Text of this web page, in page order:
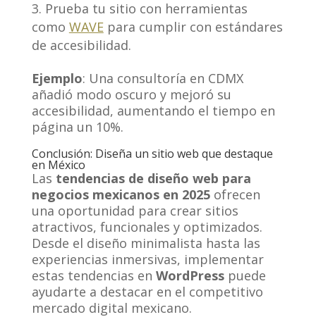
Prueba tu sitio con herramientas
como WAVEpara cumplir con estándares
de accesibilidad.
Ejemplo: Una consultoría en CDMX
añadió modo oscuro y mejoró su
accesibilidad, aumentando el tiempo en
página un 10%.
Conclusión: Diseña un sitio web que destaque
en México
Las tendencias de diseño web para
negocios mexicanos en 2025ofrecen
una oportunidad para crear sitios
atractivos, funcionales y optimizados.
Desde el diseño minimalista hasta las
experiencias inmersivas, implementar
estas tendencias en WordPresspuede
ayudarte a destacar en el competitivo
mercado digital mexicano.